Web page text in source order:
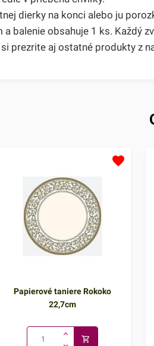
dierky na konci alebo ju
balenie obsahuje 1 ks. Každý
prezrite aj ostatné produkty z
Papierové taniere Rokoko
22,7cm